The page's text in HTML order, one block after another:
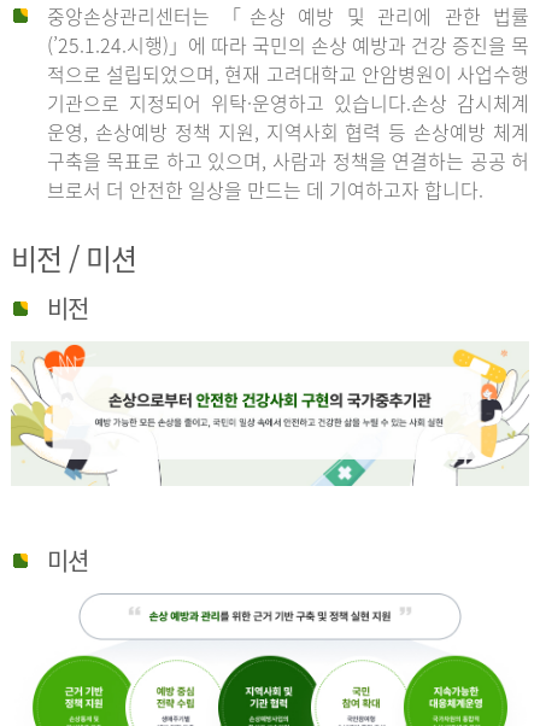
중앙손상관리센터는 「손상 예방 및 관리에 관한 법률
(’25.1.24.시행)」에 따라 국민의 손상 예방과 건강 증진을 목
적으로 설립되었으며, 현재 고려대학교 안암병원이 사업수행
기관으로 지정되어 위탁·운영하고 있습니다.손상 감시체계
운영, 손상예방 정책 지원, 지역사회 협력 등 손상예방 체계
구축을 목표로 하고 있으며, 사람과 정책을 연결하는 공공 허
브로서 더 안전한 일상을 만드는 데 기여하고자 합니다.
비전 / 미션
비전
미션